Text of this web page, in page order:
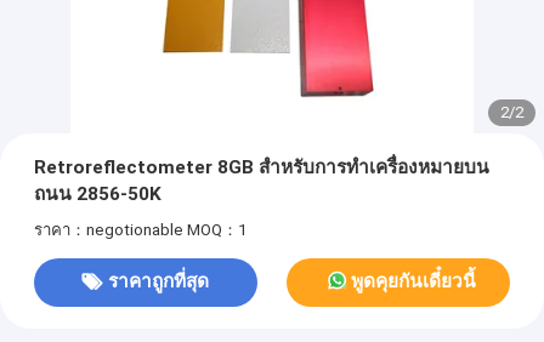
2/2
Retroreflectometer 8GB สำหรับการทำเครื่องหมายบน
ถนน 2856-50K
ราคา：negotionable MOQ：1
ราคาถูกที่สุด พูดคุยกันเดี๋ยวนี้